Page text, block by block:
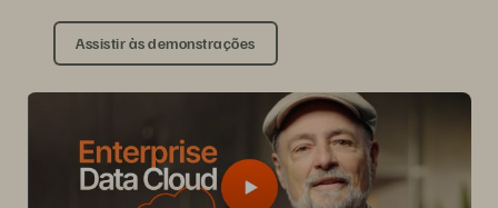
Assistir às demonstrações